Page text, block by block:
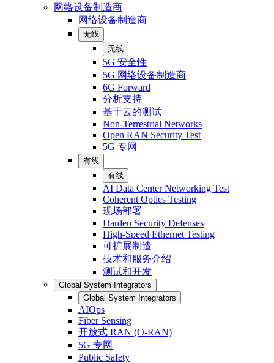
网络设备制造商
网络设备制造商
无线
无线
5G 安全性
5G 网络设备制造商
6G Forward
分析支持
基于云的测试
Non-Terrestrial Networks
Open RAN Security Test
5G 专网
有线
有线
AI Data Center Networking Test
Coherent Optics Testing
现场部署
Harden Security Defenses
High-Speed Ethernet Testing
可扩展制造
技术和服务介绍
测试和开发
Global System Integrators
Global System Integrators
AIOps
Fiber Sensing
开放式 RAN (O-RAN)
5G 专网
Public Safety